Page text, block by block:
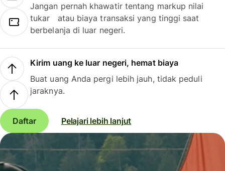
Jangan pernah khawatir tentang markup nilai
tukar atau biaya transaksi yang tinggi saat
berbelanja di luar negeri.
Kirim uang ke luar negeri, hemat biaya
Buat uang Anda pergi lebih jauh, tidak peduli
jaraknya.
Daftar Pelajari lebih lanjut